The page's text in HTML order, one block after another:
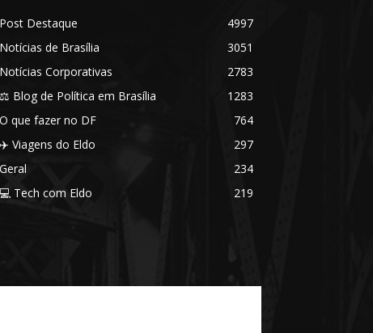
Post Destaque
4997
Notícias de Brasília
3051
Notícias Corporativas
2783
⚖️ Blog de Política em Brasília
1283
O que fazer no DF
764
✈️ Viagens do Eldo
297
Geral
234
💻 Tech com Eldo
219